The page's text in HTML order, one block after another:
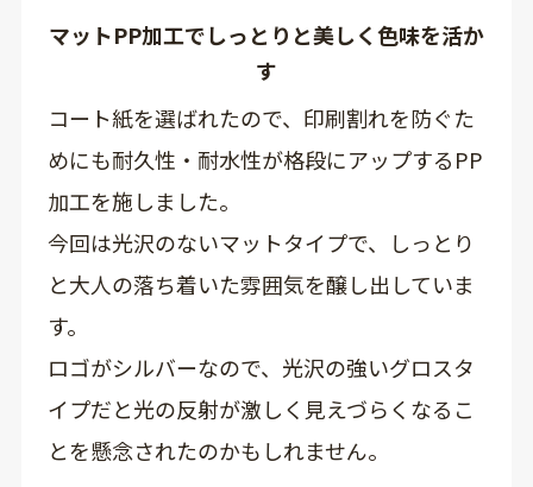
マットPP加工でしっとりと美しく色味を活か
す
コート紙を選ばれたので、印刷割れを防ぐた
めにも耐久性・耐水性が格段にアップするPP
加工を施しました。
今回は光沢のないマットタイプで、しっとり
と大人の落ち着いた雰囲気を醸し出していま
す。
ロゴがシルバーなので、光沢の強いグロスタ
イプだと光の反射が激しく見えづらくなるこ
とを懸念されたのかもしれません。